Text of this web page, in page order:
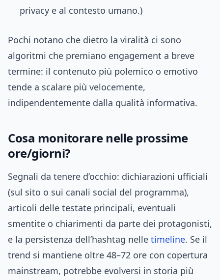
privacy e al contesto umano.)
Pochi notano che dietro la viralità ci sono
algoritmi che premiano engagement a breve
termine: il contenuto più polemico o emotivo
tende a scalare più velocemente,
indipendentemente dalla qualità informativa.
Cosa monitorare nelle prossime
ore/giorni?
Segnali da tenere d’occhio: dichiarazioni ufficiali
(sul sito o sui canali social del programma),
articoli delle testate principali, eventuali
smentite o chiarimenti da parte dei protagonisti,
e la persistenza dell’hashtag nelle timeline. Se il
trend si mantiene oltre 48–72 ore con copertura
mainstream, potrebbe evolversi in storia più